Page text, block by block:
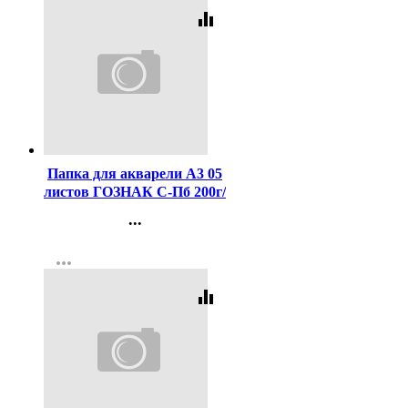
equalizer
Папка для акварели А3 05
листов ГОЗНАК С-Пб 200г/
...
Регистрация
more_horiz
equalizer